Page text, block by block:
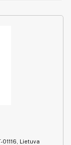
Lietuva